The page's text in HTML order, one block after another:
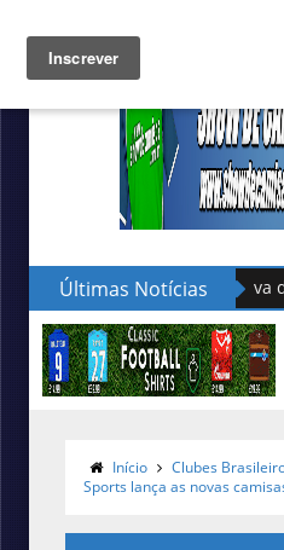
Últimas Notícias
fornecedora esportiva do País de
Início Clubes
Sports lança as novas